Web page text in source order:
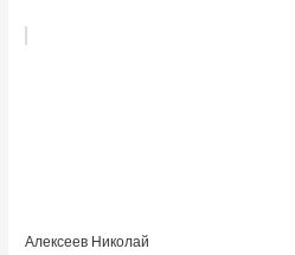
Алексеев Николай